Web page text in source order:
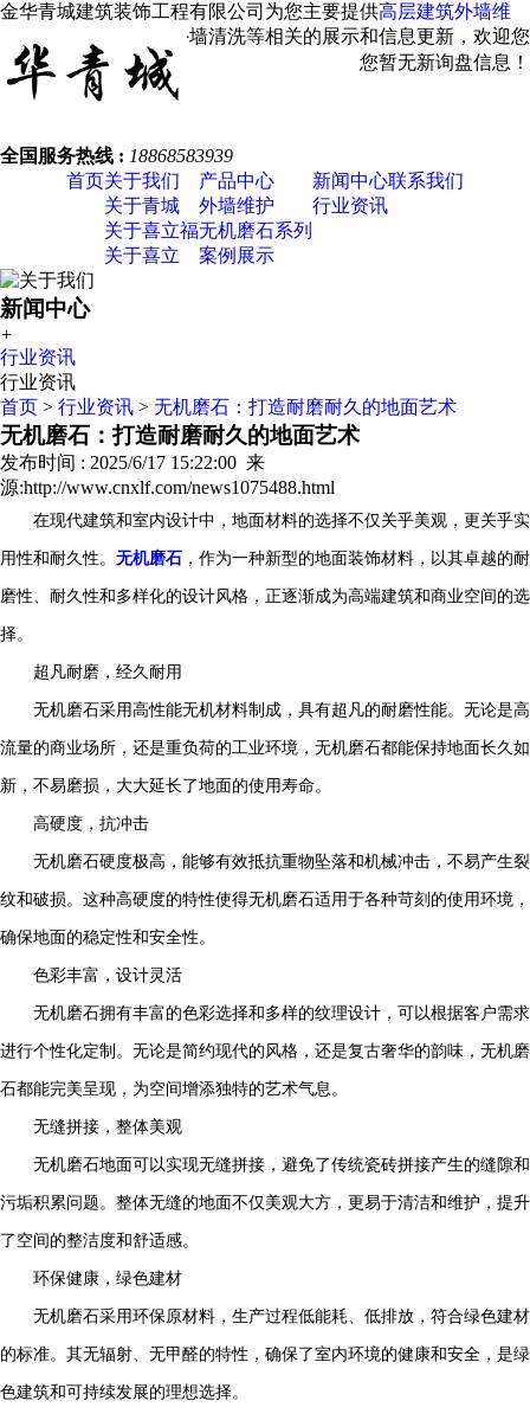
金华青城建筑装饰工程有限公司为您主要提供高层建筑外墙维
，外墙涂料翻新，外墙清洗等相关的展示和信息更新，欢迎您
的收藏。
您暂无新询盘信息！
全国服务热线 : 18868583939
首页关于我们
关于青城
关于喜立福
关于喜立
产品中心
外墙维护
无机磨石系列
案例展示
新闻中心
行业资讯
联系我们
新闻中心
+
行业资讯
行业资讯
首页 > 行业资讯 > 无机磨石：打造耐磨耐久的地面艺术
无机磨石：打造耐磨耐久的地面艺术
发布时间 : 2025/6/17 15:22:00 来
源:http://www.cnxlf.com/news1075488.html
在现代建筑和室内设计中，地面材料的选择不仅关乎美观，更关乎实
用性和耐久性。 无机磨石 ，作为一种新型的地面装饰材料，以其卓越的耐
磨性、耐久性和多样化的设计风格，正逐渐成为高端建筑和商业空间的选
择。
超凡耐磨，经久耐用
无机磨石采用高性能无机材料制成，具有超凡的耐磨性能。无论是高
流量的商业场所，还是重负荷的工业环境，无机磨石都能保持地面长久如
新，不易磨损，大大延长了地面的使用寿命。
高硬度，抗冲击
无机磨石硬度极高，能够有效抵抗重物坠落和机械冲击，不易产生裂
纹和破损。这种高硬度的特性使得无机磨石适用于各种苛刻的使用环境，
确保地面的稳定性和安全性。
色彩丰富，设计灵活
无机磨石拥有丰富的色彩选择和多样的纹理设计，可以根据客户需求
进行个性化定制。无论是简约现代的风格，还是复古奢华的韵味，无机磨
石都能完美呈现，为空间增添独特的艺术气息。
无缝拼接，整体美观
无机磨石地面可以实现无缝拼接，避免了传统瓷砖拼接产生的缝隙和
污垢积累问题。整体无缝的地面不仅美观大方，更易于清洁和维护，提升
了空间的整洁度和舒适感。
环保健康，绿色建材
无机磨石采用环保原材料，生产过程低能耗、低排放，符合绿色建材
的标准。其无辐射、无甲醛的特性，确保了室内环境的健康和安全，是绿
色建筑和可持续发展的理想选择。